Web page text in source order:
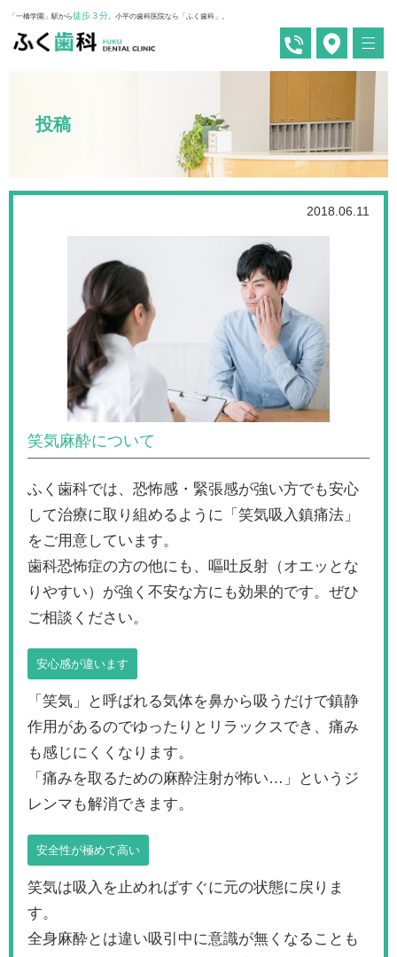
「一橋学園」駅から徒歩３分。小平の歯科医院なら「ふく歯科」。
投稿
2018.06.11
笑気麻酔について
ふく歯科では、恐怖感・緊張感が強い方でも安心
して治療に取り組めるように「笑気吸入鎮痛法」
をご用意しています。
歯科恐怖症の方の他にも、嘔吐反射（オエッとな
りやすい）が強く不安な方にも効果的です。ぜひ
ご相談ください。
安心感が違います
「笑気」と呼ばれる気体を鼻から吸うだけで鎮静
作用があるのでゆったりとリラックスでき、痛み
も感じにくくなります。
「痛みを取るための麻酔注射が怖い…」というジ
レンマも解消できます。
安全性が極めて高い
笑気は吸入を止めればすぐに元の状態に戻りま
す。
全身麻酔とは違い吸引中に意識が無くなることも